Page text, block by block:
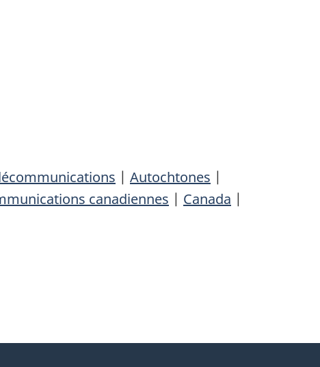
| Autochtones |
canadiennes | Canada |